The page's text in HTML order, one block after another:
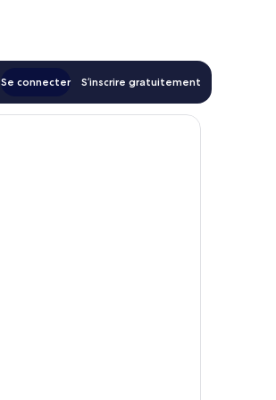
Se connecter S’inscrire gratuitement